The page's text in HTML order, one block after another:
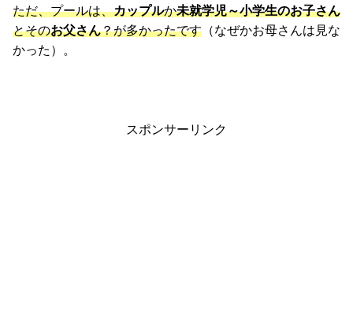
ただ、プールは、カップルか未就学児～小学生のお子さん
とそのお父さん？が多かったです （なぜかお母さんは見な
かった）。
スポンサーリンク